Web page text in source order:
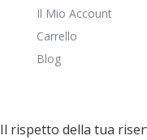
Il Mio Account
Carrello
Blog
Il rispetto della tua